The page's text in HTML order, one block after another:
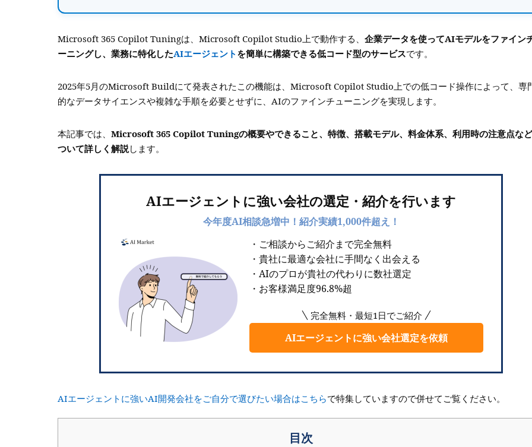
Microsoft 365 Copilot Tuningは、Microsoft Copilot Studio上で動作する、 企業データを使ってAIモデルをファイン
ーニングし、業務に特化したAIエージェント を簡単に構築できる低コード型のサービスです。
2025年5月のMicrosoft Buildにて発表されたこの機能は、Microsoft Copilot Studio上での低コード操作によって、専
的なデータサイエンスや複雑な手順を必要とせずに、AIのファインチューニングを実現します。
本記事では、 Microsoft 365 Copilot Tuningの概要やできること、特徴、搭載モデル、料金体系、利用時の注意点な
ついて詳しく解説します。
AIエージェントに強い会社の選定・紹介を行います
今年度AI相談急増中！紹介実績1,000件超え！
・ご相談からご紹介まで完全無料
・貴社に最適な会社に手間なく出会える
・AIのプロが貴社の代わりに数社選定
・お客様満足度96.8%超
完全無料・最短1日でご紹介
AIエージェントに強い会社選定を依頼
AIエージェントに強いAI開発会社をご自分で選びたい場合はこちらで特集していますので併せてご覧ください。
目次